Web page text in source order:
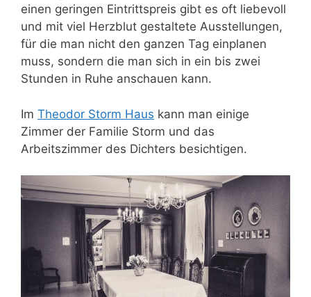
einen geringen Eintrittspreis gibt es oft liebevoll
und mit viel Herzblut gestaltete Ausstellungen,
für die man nicht den ganzen Tag einplanen
muss, sondern die man sich in ein bis zwei
Stunden in Ruhe anschauen kann.
Im Theodor Storm Haus kann man einige
Zimmer der Familie Storm und das
Arbeitszimmer des Dichters besichtigen.